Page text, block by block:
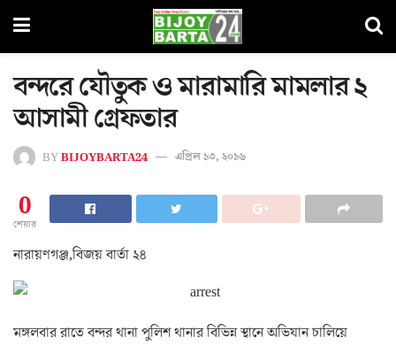
বন্দরে যৌতুক ও মারামারি মামলার ২
আসামী গ্রেফতার
BYBIJOYBARTA24 এপ্রিল ১৩, ২০১৬
0
শেয়ার
নারায়ণগঞ্জ,বিজয় বার্তা ২৪
মঙ্গলবার রাতে বন্দর থানা পুলিশ থানার বিভিন্ন স্থানে অভিযান চালিয়ে